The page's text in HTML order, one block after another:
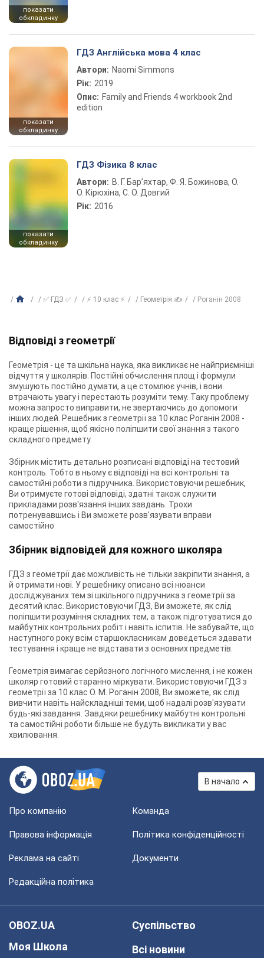
показати
обкладинку
показати
обкладинку
ГДЗ Англійська мова 4 клас
Автори: Naomi Simmons
Рік: 2019
Опис: Family and Friends 4 workbook 2nd
edition
показати
обкладинку
ГДЗ Фізика 8 клас
Автори: В. Г. Бар’яхтар, Ф. Я. Божинова, О.
О. Кірюхіна, С. О. Довгий
Рік: 2016
✅ ГДЗ ✅ ⚡ 10 клас ⚡ Геометрія ✍ Роганін 2008
Відповіді з геометрії
Геометрія - це та шкільна наука, яка викликає не найприємніші
відчуття у школярів. Постійні обчислення площ і формули
змушують постійно думати, а це стомлює учнів, і вони
втрачають увагу і перестають розуміти тему. Таку проблему
можна запросто виправити, не звертаючись до допомоги
інших людей. Решебник з геометрії за 10 клас Роганін 2008 -
краще рішення, щоб якісно поліпшити свої знання з такого
складного предмету.
Збірник містить детально розписані відповіді на тестовий
контроль. Тобто в ньому є відповіді на всі контрольні та
самостійні роботи з підручника. Використовуючи решебник,
Ви отримуєте готові відповіді, здатні також служити
прикладами розв'язання інших завдань. Трохи
потренувавшись і Ви зможете розв'язувати вправи
самостійно
Збірник відповідей для кожного школяра
ГДЗ з геометрії дає можливість не тільки закріпити знання, а
й отримати нові. У решебнику описано всі нюанси
досліджуваних тем зі шкільного підручника з геометрії за
десятий клас. Використовуючи ГДЗ, Ви зможете, як слід
поліпшити розуміння складних тем, а також підготуватися до
майбутніх контрольних робіт і навіть іспитів. Не забувайте, що
наступного року всім старшокласникам доведеться здавати
тестування і краще не відставати з основних предметів.
Геометрія вимагає серйозного логічного мислення, і не кожен
школяр готовий старанно міркувати. Використовуючи ГДЗ з
геометрії за 10 клас О. М. Роганін 2008, Ви зможете, як слід
вивчити навіть найскладніші теми, щоб надалі розв'язувати
будь-які завдання. Завдяки решебнику майбутні контрольні
та самостійні роботи більше не будуть викликати у вас
хвилювання.
В начало
Про компанію Команда
Правова інформація Політика конфіденційності
Реклама на сайті Документи
Редакційна політика
OBOZ.UA
Моя Школа
Суспільство
Всі новини